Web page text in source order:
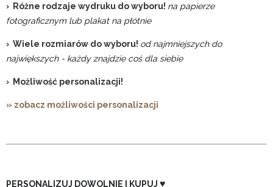
› Różne rodzaje wydruku do wyboru! na papierze
fotograficznym lub plakat na płótnie
› Wiele rozmiarów do wyboru! od najmniejszych do
największych - każdy znajdzie coś dla siebie
› Możliwość personalizacji!
» zobacz możliwości personalizacji
PERSONALIZUJ DOWOLNIE I KUPUJ ♥